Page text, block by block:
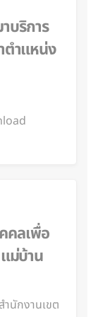
บริการ
ตำแหน่ง
คลเพื่อ
ม่บ้าน
นักงานเขต